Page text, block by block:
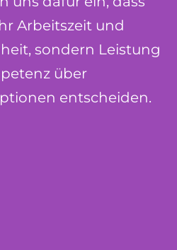
Arbeitszeit und
sondern Leistung
über
entscheiden.